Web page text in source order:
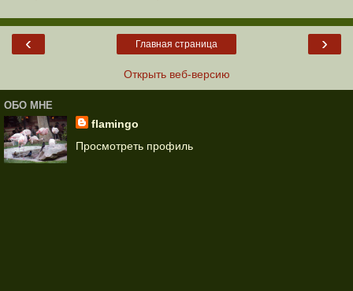
‹ ›
Главная страница
Открыть веб-версию
ОБО МНЕ
flamingo
Просмотреть профиль